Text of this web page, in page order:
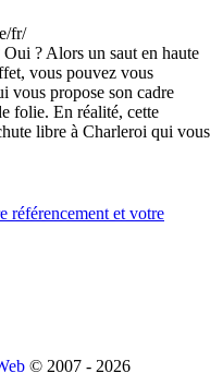
fr/
? Alors un saut en haute
vous pouvez vous
vous propose son cadre
folie. En réalité, cette
libre à Charleroi qui vous
© 2007 - 2026